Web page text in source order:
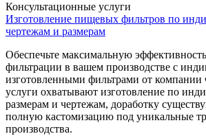
Консультационные услуги
Изготовление пищевых фильтров по
чертежам и размерам
Обеспечьте максимальную
фильтрации в вашем производстве с
изготовленными фильтрами от
услуги охватывают изготовление по
размерам и чертежам, доработку
полную кастомизацию под уникальные
производства.